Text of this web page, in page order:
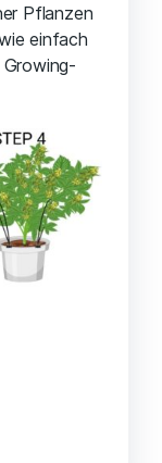
Pflanzen
einfach